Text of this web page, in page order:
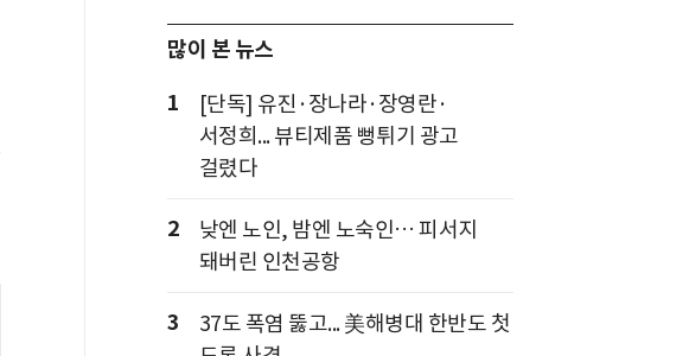
많이 본 뉴스
1
[단독] 유진·장나라·장영란·
서정희... 뷰티제품 뻥튀기 광고
걸렸다
2
낮엔 노인, 밤엔 노숙인… 피서지
돼버린 인천공항
3
37도 폭염 뚫고... 美해병대 한반도 첫